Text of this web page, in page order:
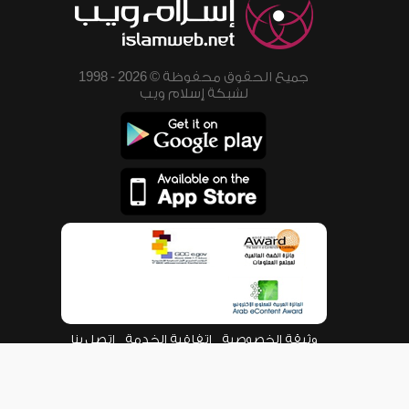
جميع الحقوق محفوظة © 2026 - 1998
لشبكة إسلام ويب
وثيقة الخصوصية اتفاقية الخدمة اتصل بنا